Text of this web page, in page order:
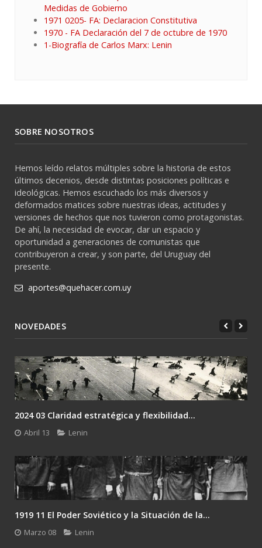
Medidas de Gobierno
1971 0205- FA: Declaracion Constitutiva
1970 - FA Declaración del 7 de octubre de 1970
1-Biografía de Carlos Marx: Lenin
SOBRE NOSOTROS
Hemos leído relatos múltiples sobre la historia de estos
últimos decenios, desde distintas posiciones políticas e
ideológicas. Hemos escuchado los más diversos y
deformados matices sobre nuestras ideas, actitudes y
versiones de hechos que nos tuvieron como protagonistas.
De ahí, la necesidad de evocar, dar un espacio y
oportunidad a generaciones de comunistas que
contribuyeron a crear, y son parte, del Uruguay del
presente.
aportes@quehacer.com.uy
NOVEDADES
2024 03 Claridad estratégica y flexibilidad...
Abril 13 Lenin
1919 11 El Poder Soviético y la Situación de la...
Marzo 08 Lenin